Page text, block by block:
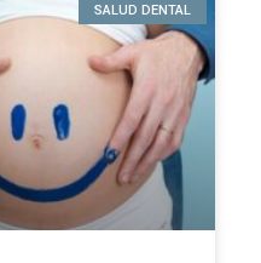
SALUD DENTAL